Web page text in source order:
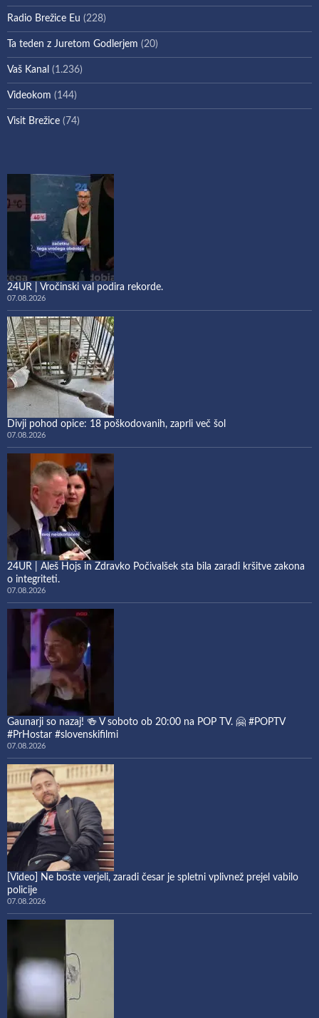
Radio Brežice Eu (228)
Ta teden z Juretom Godlerjem (20)
Vaš Kanal (1.236)
Videokom (144)
Visit Brežice (74)
24UR | Vročinski val podira rekorde.
07.08.2026
Divji pohod opice: 18 poškodovanih, zaprli več šol
07.08.2026
24UR | Aleš Hojs in Zdravko Počivalšek sta bila zaradi kršitve zakona
o integriteti.
07.08.2026
Gaunarji so nazaj! 🍻 V soboto ob 20:00 na POP TV. 🤗 #POPTV
#PrHostar #slovenskifilmi
07.08.2026
[Video] Ne boste verjeli, zaradi česar je spletni vplivnež prejel vabilo
policije
07.08.2026